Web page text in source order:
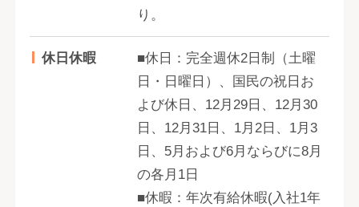
り。
休日休暇
■休日：完全週休2日制（土曜
日・日曜日）、国民の祝日お
よび休日、12月29日、12月30
日、12月31日、1月2日、1月3
日、5月および6月ならびに8月
の各月1日
■休暇：年次有給休暇(入社1年